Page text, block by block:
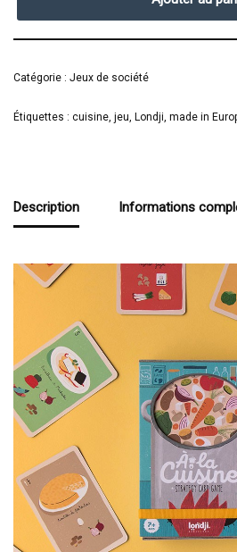
Catégorie : Jeux de société
Étiquettes : cuisine jeu Londji made in
Description Informations